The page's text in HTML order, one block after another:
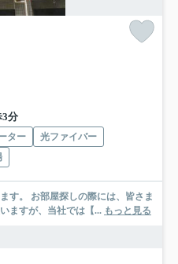
3分
ター
光ファイバー
、皆さま
ますが、当社では【... もっと見る